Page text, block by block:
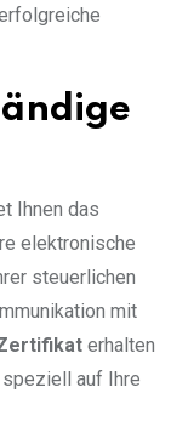
Ihnen das
elektronische
steuerlichen
mit
erhalten
auf Ihre